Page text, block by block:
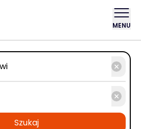
MENU
Szukaj